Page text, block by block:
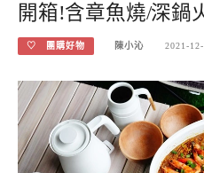
開箱!含章魚燒/深鍋
♡ 團購好物 陳小沁 2021-